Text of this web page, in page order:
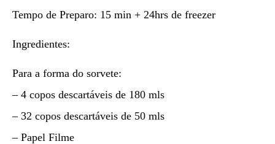
Tempo de Preparo: 15 min + 24hrs de freezer
Ingredientes:
Para a forma do sorvete:
– 4 copos descartáveis de 180 mls
– 32 copos descartáveis de 50 mls
– Papel Filme